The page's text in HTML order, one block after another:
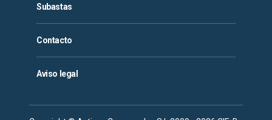
Subastas
Contacto
Aviso legal